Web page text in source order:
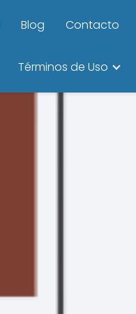
Blog Contacto
Términos de Uso